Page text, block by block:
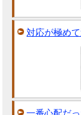
対応が極め